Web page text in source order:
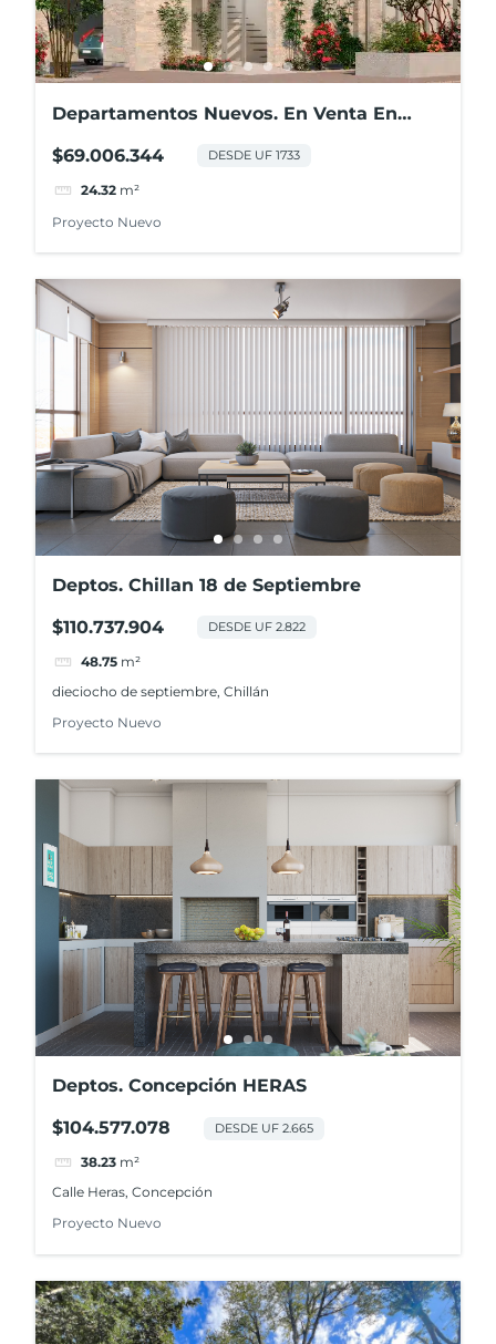
Departamentos Nuevos. En Venta En
$69.006.344 DESDE UF 1733
24.32 m²
Proyecto Nuevo
Deptos. Chillan 18 de Septiembre
$110.737.904 DESDE UF 2.822
48.75 m²
dieciocho de septiembre, Chillán
Proyecto Nuevo
Deptos. Concepción HERAS
$104.577.078 DESDE UF 2.665
38.23 m²
Calle Heras, Concepción
Proyecto Nuevo